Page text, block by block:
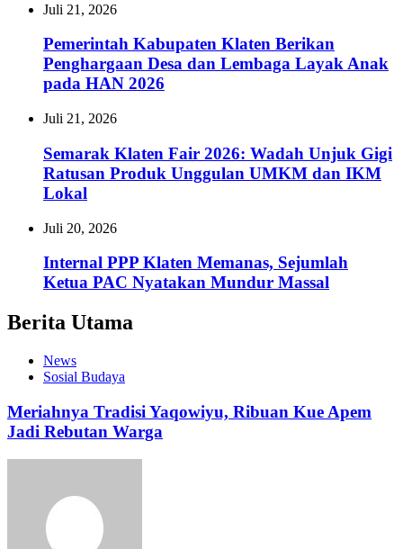
Juli 21, 2026
Pemerintah Kabupaten Klaten Berikan
Penghargaan Desa dan Lembaga Layak Anak
pada HAN 2026
Juli 21, 2026
Semarak Klaten Fair 2026: Wadah Unjuk Gigi
Ratusan Produk Unggulan UMKM dan IKM
Lokal
Juli 20, 2026
Internal PPP Klaten Memanas, Sejumlah
Ketua PAC Nyatakan Mundur Massal
Berita Utama
News
Sosial Budaya
Meriahnya Tradisi Yaqowiyu, Ribuan Kue Apem
Jadi Rebutan Warga